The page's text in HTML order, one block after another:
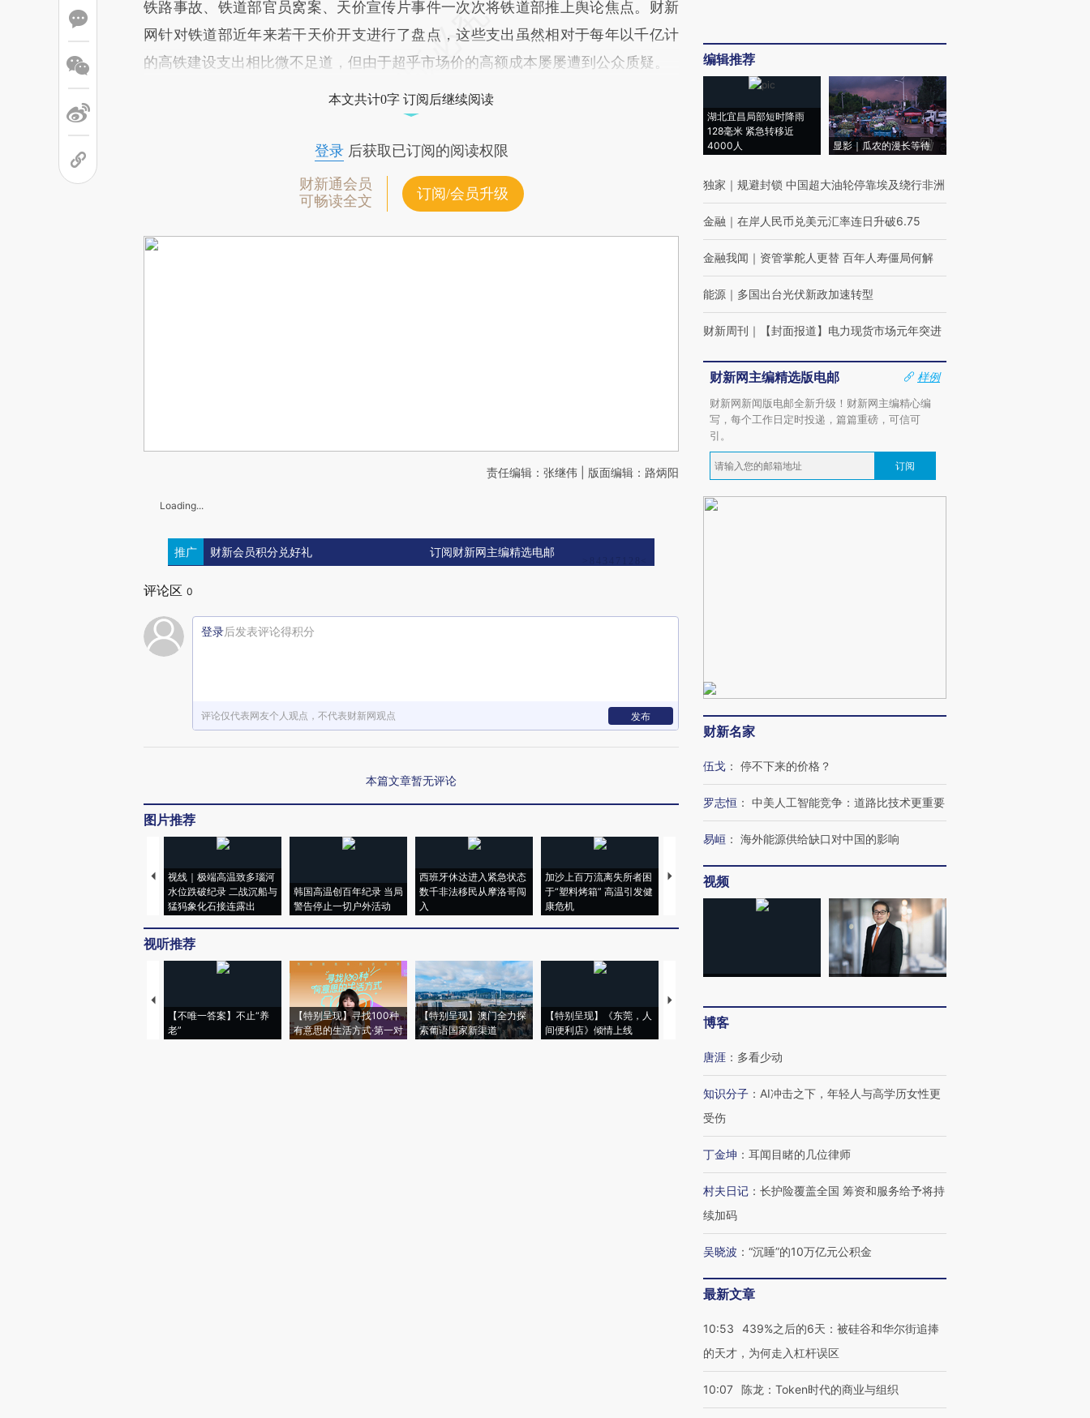
铁路事故、铁道部官员窝案、天价宣传片事件一次次将铁道部推上舆论焦点。财新
网针对铁道部近年来若干天价开支进行了盘点，这些支出虽然相对于每年以千亿计
的高铁建设支出相比微不足道，但由于超乎市场价的高额成本屡屡遭到公众质疑。
本文共计0字 订阅后继续阅读
登录后获取已订阅的阅读权限
财新通会员
可畅读全文
订阅/会员升级
责任编辑：张继伟 | 版面编辑：路炳阳
Loading...
推广 财新会员积分兑好礼 订阅财新网主编精选电邮
评论区 0
登录后发表评论得积分
评论仅代表网友个人观点，不代表财新网观点 发布
本篇文章暂无评论
图片推荐
视线｜极端高温致多瑙河
水位跌破纪录 二战沉船与
猛犸象化石接连露出
韩国高温创百年纪录 当局
警告停止一切户外活动
西班牙休达进入紧急状态
数千非法移民从摩洛哥闯
入
加沙上百万流离失所者困
于“塑料烤箱” 高温引发健
康危机
视线｜HYROX的吸金
术：是什么让中产们甘
育部长拱下台
视听推荐
【不唯一答案】不止“养
老”
【特别呈现】寻找100种
有意思的生活方式·第一对
【特别呈现】澳门全力探
索葡语国家新渠道
【特别呈现】《东莞，人
间便利店》倾情上线
【推广】走进第四届链博
会，让数智科技“链”接产
编辑推荐
湖北宜昌局部短时降雨
128毫米 紧急转移近
4000人
显影｜瓜农的漫长等待
独家 ｜ 规避封锁 中国超大油轮停靠埃及绕行非洲
金融 ｜ 在岸人民币兑美元汇率连日升破6.75
金融我闻 ｜ 资管掌舵人更替 百年人寿僵局何解
能源 ｜ 多国出台光伏新政加速转型
财新周刊 ｜ 【封面报道】电力现货市场元年突进
财新网主编精选版电邮
样例
财新网新闻版电邮全新升级！财新网主编精心编
写，每个工作日定时投递，篇篇重磅，可信可
引。
订阅
财新名家
伍戈 ： 停不下来的价格？
罗志恒 ： 中美人工智能竞争：道路比技术更重要
易峘 ： 海外能源供给缺口对中国的影响
视频
博客
唐涯 ： 多看少动
知识分子 ： AI冲击之下，年轻人与高学历女性更
受伤
丁金坤 ： 耳闻目睹的几位律师
村夫日记 ： 长护险覆盖全国 筹资和服务给予将持
续加码
吴晓波 ： “沉睡”的10万亿元公积金
最新文章
10:53
439%之后的6天：被硅谷和华尔街追捧
的天才，为何走入杠杆误区
10:07 陈龙：Token时代的商业与组织